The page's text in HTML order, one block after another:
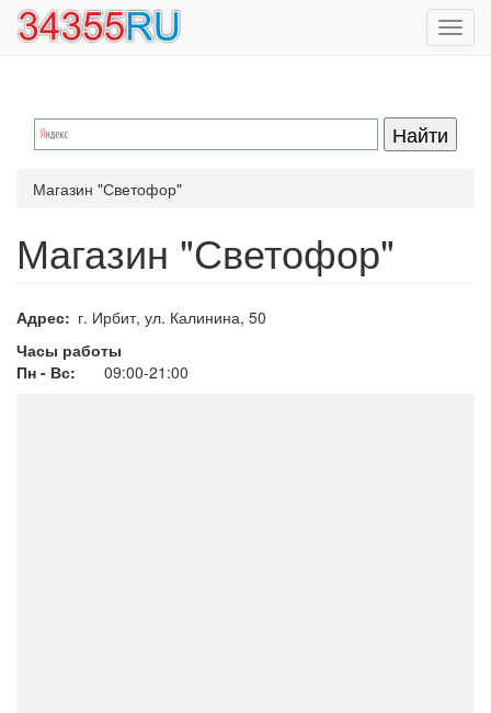
Перейти
основному
Магазин "Светофор"
Магазин "Светофор"
Адрес
г. Ирбит, ул. Калинина, 50
Часы работы
Пн - Вс:
09:00-21:00